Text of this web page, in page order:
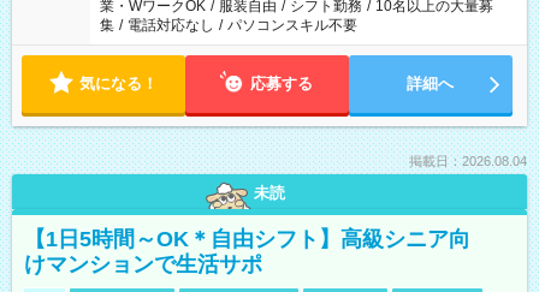
業・WワークOK / 服装自由 / シフト勤務 / 10名以上の大量募
集 / 電話対応なし / パソコンスキル不要
気になる！ 応募する 詳細へ
掲載日：2026.08.04
未読
【1日5時間～OK＊自由シフト】高級シニア向
けマンションで生活サポ